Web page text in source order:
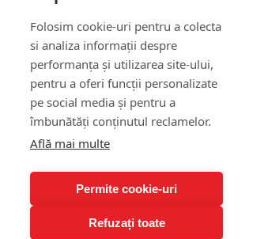
Folosim cookie-uri pentru a colecta
si analiza informații despre
performanța și utilizarea site-ului,
pentru a oferi funcții personalizate
pe social media și pentru a
îmbunătăți conținutul reclamelor.
Află mai multe
Permite cookie-uri
Refuzați toate
de Black Friday:👉 Intră pe
Alexandra Nae – Workbooks
folosește codul
WORKBOOKGIFT pentru a primi
un workbook cadou la fiecare
achiziție.
înțelegi mai bine emoțiile, să-ți
gestionezi stresul și să-ți recapeți
controlul asupra propriei vieți.